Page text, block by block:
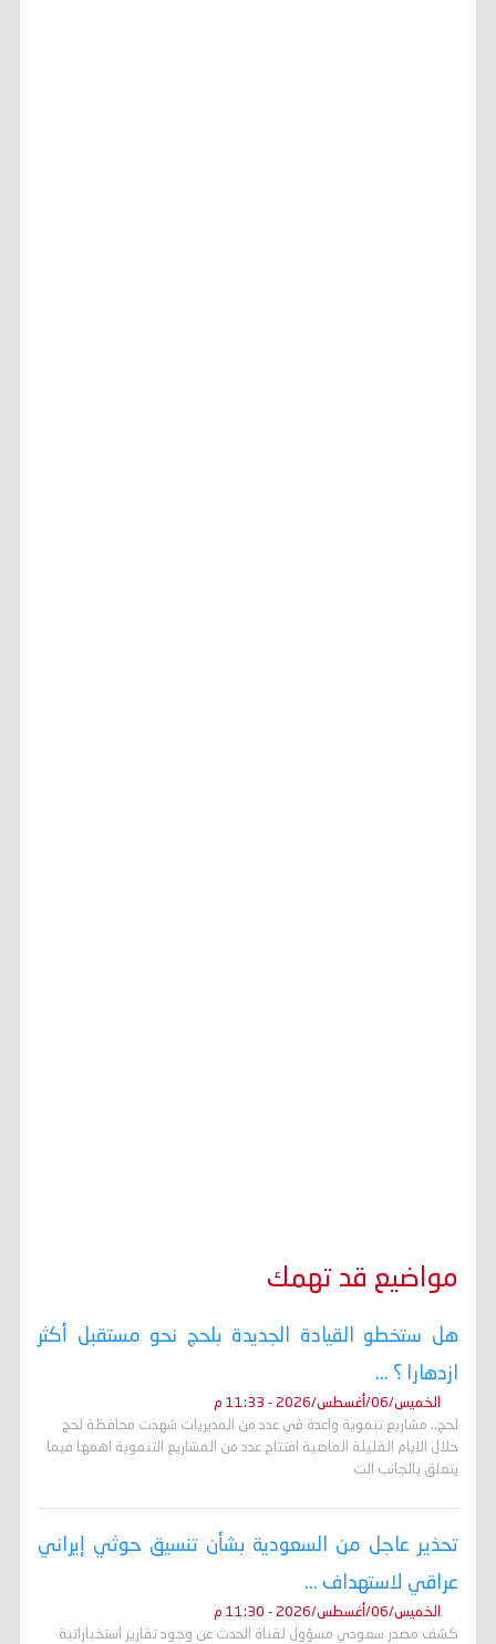
مواضيع قد تهمك
هل ستخطو القيادة الجديدة بلحج نحو مستقبل أكثر
ازدهارا ؟ ...
الخميس/06/أغسطس/2026 - 11:33 م
لحج.. مشاريع تنموية واعدة في عدد من المديريات شهدت محافظة لحج
خلال الايام القليلة الماضية افتتاح عدد من المشاريع التنموية اهمها فيما
يتعلق بالجانب الت
تحذير عاجل من السعودية بشأن تنسيق حوثي إيراني
عراقي لاستهداف ...
الخميس/06/أغسطس/2026 - 11:30 م
كشف مصدر سعودي مسؤول لقناة الحدث عن وجود تقارير استخباراتية